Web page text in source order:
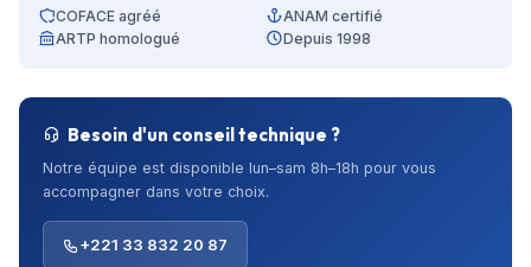
COFACE agréé
ANAM certifié
ARTP homologué
Depuis 1998
Besoin d'un conseil technique ?
Notre équipe est disponible lun–sam 8h–18h pour vous
accompagner dans votre choix.
+221 33 832 20 87